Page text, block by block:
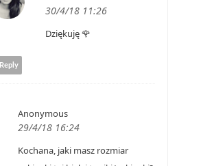
30/4/18 11:26
Dziękuję 🌹
Reply
Anonymous
29/4/18 16:24
Kochana, jaki masz rozmiar